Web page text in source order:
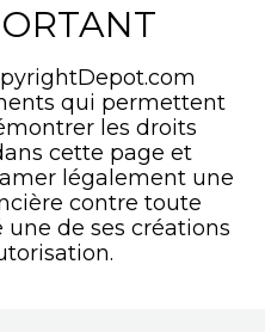
qui permettent
les droits
cette page et
légalement une
contre toute
de ses créations